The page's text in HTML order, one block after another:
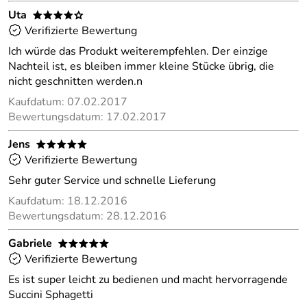
Uta
****o
Verifizierte Bewertung
Ich würde das Produkt weiterempfehlen. Der einzige
Nachteil ist, es bleiben immer kleine Stücke übrig, die
nicht geschnitten werden.n
Kaufdatum: 07.02.2017
Bewertungsdatum: 17.02.2017
Jens
*****
Verifizierte Bewertung
Sehr guter Service und schnelle Lieferung
Kaufdatum: 18.12.2016
Bewertungsdatum: 28.12.2016
Gabriele
*****
Verifizierte Bewertung
Es ist super leicht zu bedienen und macht hervorragende
Succini Sphagetti